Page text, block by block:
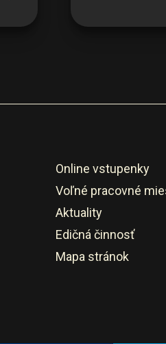
Online vstupenky
Voľné pracovné
Aktuality
Edičná činnosť
Mapa stránok